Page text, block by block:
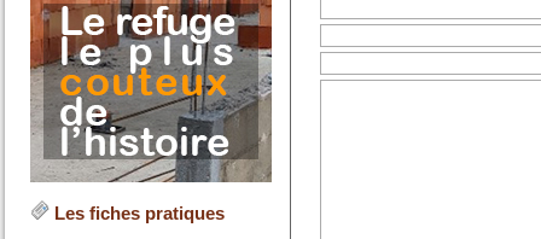
Les fiches pratiques